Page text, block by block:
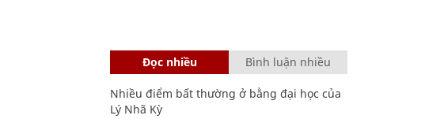
Đọc nhiều Bình luận nhiều
Nhiều điểm bất thường ở bằng đại học của
Lý Nhã Kỳ